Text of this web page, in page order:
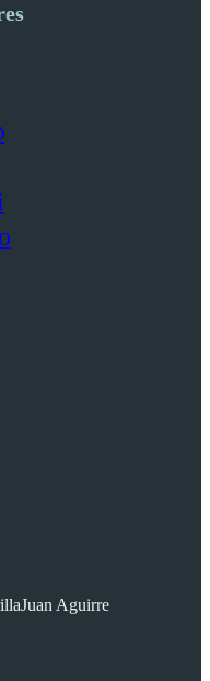
Juan Aguirre